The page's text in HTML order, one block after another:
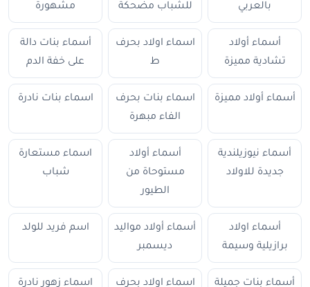
بالعربي
للشباب مضحكة
مشهورة
أسماء أولاد
تشادية مميزة
اسماء اولاد بحرف
ط
أسماء بنات دالة
على خفة الدم
أسماء أولاد مميزة
اسماء بنات بحرف
الفاء مبهرة
اسماء بنات نادرة
أسماء نيوزيلندية
جديدة للاولاد
أسماء أولاد
مستوحاة من
الطيور
اسماء مستعارة
شباب
أسماء اولاد
برازيلية وسيمة
أسماء أولاد مواليد
ديسمبر
اسم فريد للولد
أسماء بنات جميلة اسماء اولاد بحرف اسماء زهور نادرة